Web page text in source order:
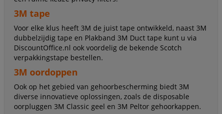
3M tape
Voor elke klus heeft 3M de juist tape ontwikkeld, naast 3M
dubbelzijdig tape en Plakband 3M Duct tape kunt u via
DiscountOffice.nl ook voordelig de bekende Scotch
verpakkingstape bestellen.
3M oordoppen
Ook op het gebied van gehoorbescherming biedt 3M
diverse innovatieve oplossingen, zoals de disposable
oorpluggen 3M Classic geel en 3M Peltor gehoorkappen.